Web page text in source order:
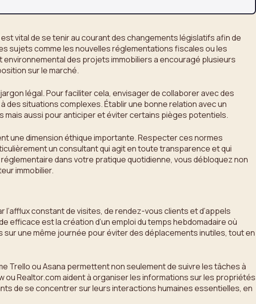
vital de se tenir au courant des changements législatifs afin de
sujets comme les nouvelles réglementations fiscales ou les
environnemental des projets immobiliers a encouragé plusieurs
sur le marché.
légal. Pour faciliter cela, envisager de collaborer avec des
situations complexes. Établir une bonne relation avec un
mais aussi pour anticiper et éviter certains pièges potentiels.
une dimension éthique importante. Respecter ces normes
un consultant qui agit en toute transparence et qui
dans votre pratique quotidienne, vous débloquez non
immobilier.
l’afflux constant de visites, de rendez-vous clients et d’appels
est la création d’un emploi du temps hebdomadaire où
une même journée pour éviter des déplacements inutiles, tout en
Trello ou Asana permettent non seulement de suivre les tâches à
Realtor.com aident à organiser les informations sur les propriétés
de se concentrer sur leurs interactions humaines essentielles, en